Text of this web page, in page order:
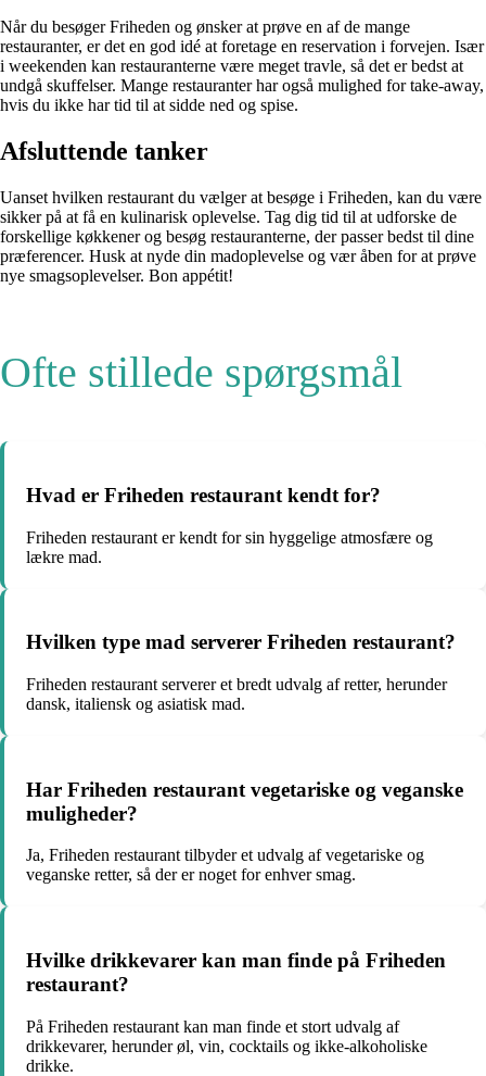
Når du besøger Friheden og ønsker at prøve en af de mange
restauranter, er det en god idé at foretage en reservation i forvejen. Især
i weekenden kan restauranterne være meget travle, så det er bedst at
undgå skuffelser. Mange restauranter har også mulighed for take-away,
hvis du ikke har tid til at sidde ned og spise.
Afsluttende tanker
Uanset hvilken restaurant du vælger at besøge i Friheden, kan du være
sikker på at få en kulinarisk oplevelse. Tag dig tid til at udforske de
forskellige køkkener og besøg restauranterne, der passer bedst til dine
præferencer. Husk at nyde din madoplevelse og vær åben for at prøve
nye smagsoplevelser. Bon appétit!
Ofte stillede spørgsmål
Hvad er Friheden restaurant kendt for?
Friheden restaurant er kendt for sin hyggelige atmosfære og
lækre mad.
Hvilken type mad serverer Friheden restaurant?
Friheden restaurant serverer et bredt udvalg af retter, herunder
dansk, italiensk og asiatisk mad.
Har Friheden restaurant vegetariske og veganske
muligheder?
Ja, Friheden restaurant tilbyder et udvalg af vegetariske og
veganske retter, så der er noget for enhver smag.
Hvilke drikkevarer kan man finde på Friheden
restaurant?
På Friheden restaurant kan man finde et stort udvalg af
drikkevarer, herunder øl, vin, cocktails og ikke-alkoholiske
drikke.